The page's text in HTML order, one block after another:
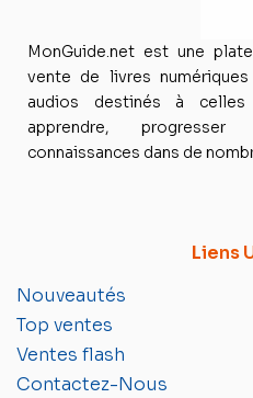
MonGuide.net est une
vente de livres
audios destinés à
apprendre,
connaissances dans de
Liens
Nouveautés
Top ventes
Ventes flash
Contactez-Nous